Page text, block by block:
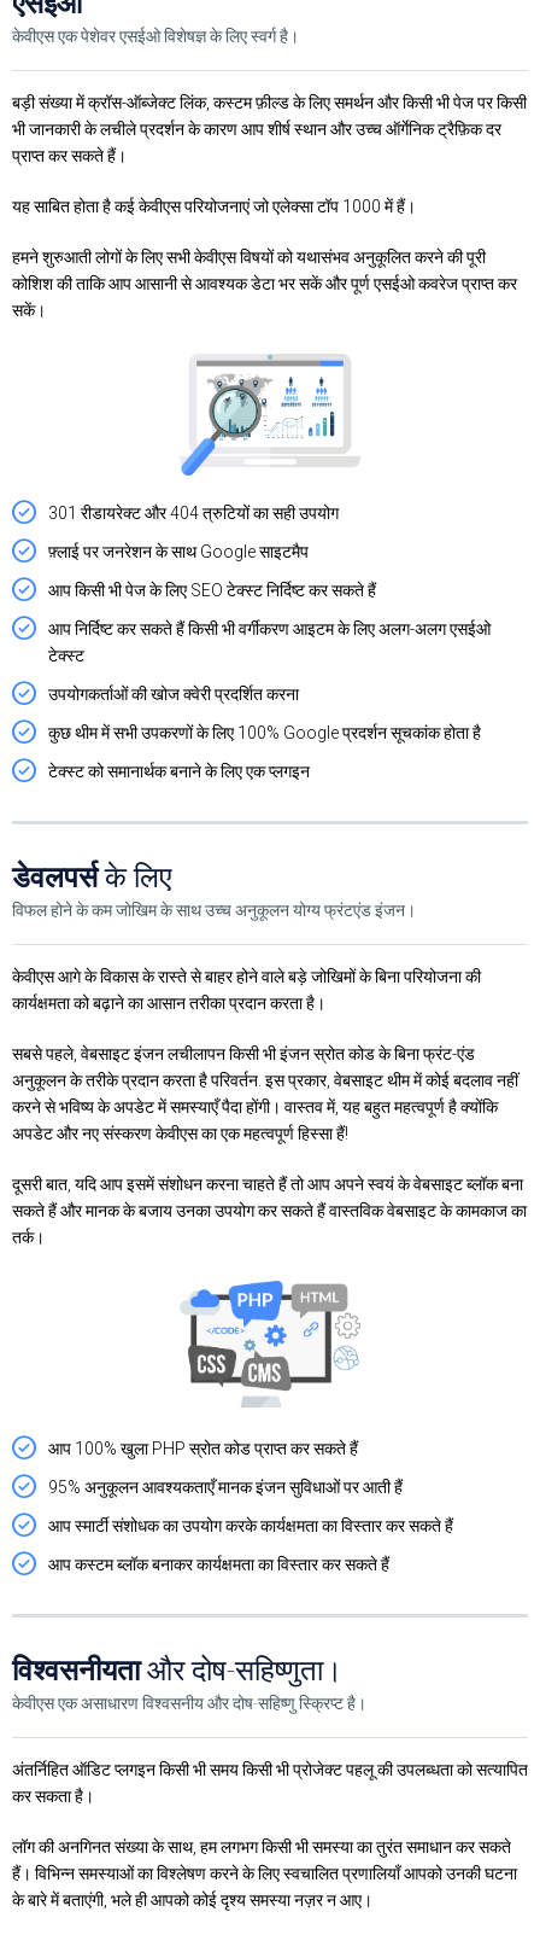
केवीएस एक पेशेवर एसईओ विशेषज्ञ के लिए स्वर्ग है।
बड़ी संख्या में क्रॉस-ऑब्जेक्ट लिंक, कस्टम फ़ील्ड के लिए समर्थन और किसी भी पेज पर किसी
भी जानकारी के लचीले प्रदर्शन के कारण आप शीर्ष स्थान और उच्च ऑर्गेनिक ट्रैफ़िक दर
प्राप्त कर सकते हैं।
यह साबित होता है कई केवीएस परियोजनाएं जो एलेक्सा टॉप 1000 में हैं।
हमने शुरुआती लोगों के लिए सभी केवीएस विषयों को यथासंभव अनुकूलित करने की पूरी
कोशिश की ताकि आप आसानी से आवश्यक डेटा भर सकें और पूर्ण एसईओ कवरेज प्राप्त कर
सकें।
301 रीडायरेक्ट और 404 त्रुटियों का सही उपयोग
फ़्लाई पर जनरेशन के साथ Google साइटमैप
आप किसी भी पेज के लिए SEO टेक्स्ट निर्दिष्ट कर सकते हैं
आप निर्दिष्ट कर सकते हैं किसी भी वर्गीकरण आइटम के लिए अलग-अलग एसईओ
टेक्स्ट
उपयोगकर्ताओं की खोज क्वेरी प्रदर्शित करना
कुछ थीम में सभी उपकरणों के लिए 100% Google प्रदर्शन सूचकांक होता है
टेक्स्ट को समानार्थक बनाने के लिए एक प्लगइन
डेवलपर्सके लिए
विफल होने के कम जोखिम के साथ उच्च अनुकूलन योग्य फ्रंटएंड इंजन।
केवीएस आगे के विकास के रास्ते से बाहर होने वाले बड़े जोखिमों के बिना परियोजना की
कार्यक्षमता को बढ़ाने का आसान तरीका प्रदान करता है।
सबसे पहले, वेबसाइट इंजन लचीलापन किसी भी इंजन स्रोत कोड के बिना फ्रंट-एंड
अनुकूलन के तरीके प्रदान करता है परिवर्तन. इस प्रकार, वेबसाइट थीम में कोई बदलाव नहीं
करने से भविष्य के अपडेट में समस्याएँ पैदा होंगी। वास्तव में, यह बहुत महत्वपूर्ण है क्योंकि
अपडेट और नए संस्करण केवीएस का एक महत्वपूर्ण हिस्सा हैं!
दूसरी बात, यदि आप इसमें संशोधन करना चाहते हैं तो आप अपने स्वयं के वेबसाइट ब्लॉक बना
सकते हैं और मानक के बजाय उनका उपयोग कर सकते हैं वास्तविक वेबसाइट के कामकाज का
तर्क।
आप 100% खुला PHP स्रोत कोड प्राप्त कर सकते हैं
95% अनुकूलन आवश्यकताएँ मानक इंजन सुविधाओं पर आती हैं
आप स्मार्टी संशोधक का उपयोग करके कार्यक्षमता का विस्तार कर सकते हैं
आप कस्टम ब्लॉक बनाकर कार्यक्षमता का विस्तार कर सकते हैं
विश्वसनीयताऔर दोष-सहिष्णुता।
केवीएस एक असाधारण विश्वसनीय और दोष-सहिष्णु स्क्रिप्ट है।
अंतर्निहित ऑडिट प्लगइन किसी भी समय किसी भी प्रोजेक्ट पहलू की उपलब्धता को सत्यापित
कर सकता है।
लॉग की अनगिनत संख्या के साथ, हम लगभग किसी भी समस्या का तुरंत समाधान कर सकते
हैं। विभिन्न समस्याओं का विश्लेषण करने के लिए स्वचालित प्रणालियाँ आपको उनकी घटना
के बारे में बताएंगी, भले ही आपको कोई दृश्य समस्या नज़र न आए।